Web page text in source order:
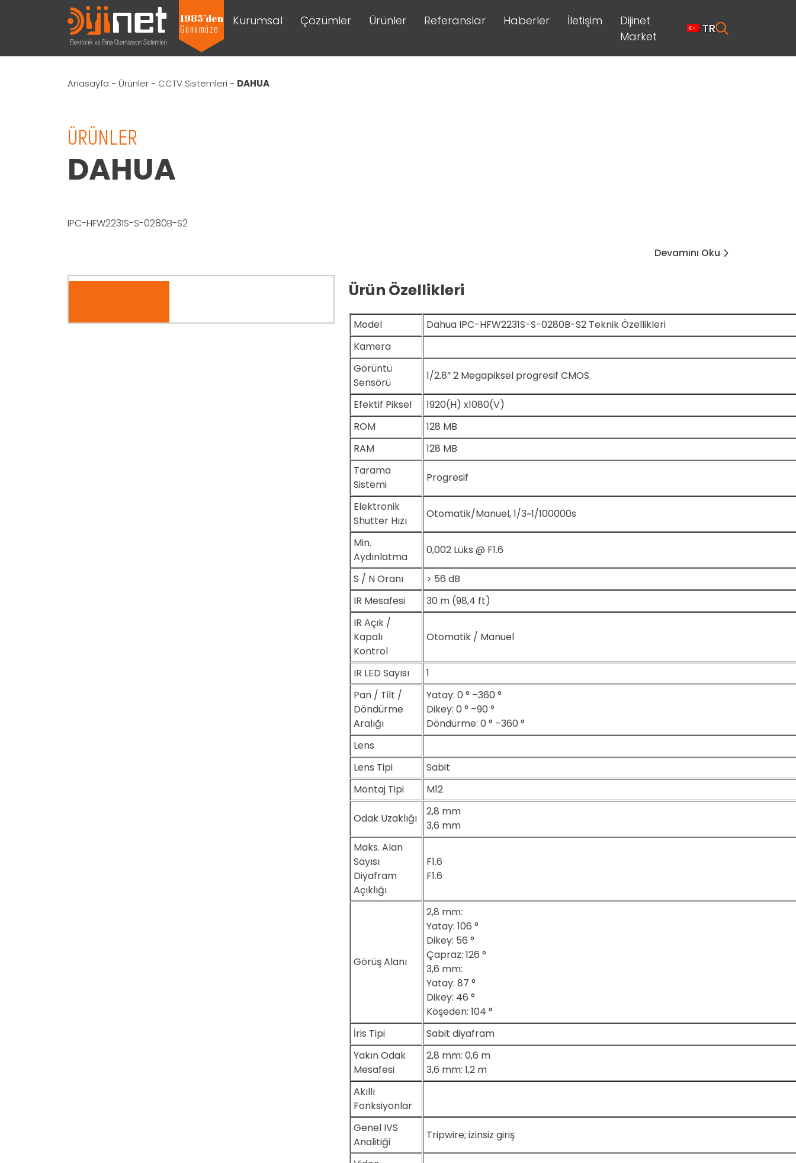
1985’den
Günümüze
Kurumsal Çözümler Ürünler Referanslar Haberler İletişim
Dijinet
Market
TR
Anasayfa - Ürünler - CCTV Sistemleri - DAHUA
ÜRÜNLER
DAHUA
IPC-HFW2231S-S-0280B-S2
Devamını Oku
Ürün Özellikleri
Model
Dahua IPC-HFW2231S-S-0280B-S2 Teknik Özellikleri
Kamera
Görüntü
Sensörü
1/2.8” 2 Megapiksel progresif CMOS
Efektif Piksel
1920(H) x1080(V)
ROM
128 MB
RAM
128 MB
Tarama
Sistemi
Progresif
Elektronik
Shutter Hızı
Otomatik/Manuel, 1/3~1/100000s
Min.
Aydınlatma
0,002 Lüks @ F1.6
S / N Oranı
> 56 dB
IR Mesafesi
30 m (98,4 ft)
IR Açık /
Kapalı
Kontrol
Otomatik / Manuel
IR LED Sayısı
1
Pan / Tilt /
Döndürme
Aralığı
Yatay: 0 ° –360 °
Dikey: 0 ° –90 °
Döndürme: 0 ° –360 °
Lens
Lens Tipi
Sabit
Montaj Tipi
M12
Odak Uzaklığı
2,8 mm
3,6 mm
Maks. Alan
Sayısı
Diyafram
Açıklığı
F1.6
F1.6
Görüş Alanı
2,8 mm:
Yatay: 106 °
Dikey: 56 °
Çapraz: 126 °
3,6 mm:
Yatay: 87 °
Dikey: 46 °
Köşeden: 104 °
İris Tipi
Sabit diyafram
Yakın Odak
Mesafesi
2,8 mm: 0,6 m
3,6 mm: 1,2 m
Akıllı
Fonksiyonlar
Genel IVS
Analitiği
Tripwire; izinsiz giriş